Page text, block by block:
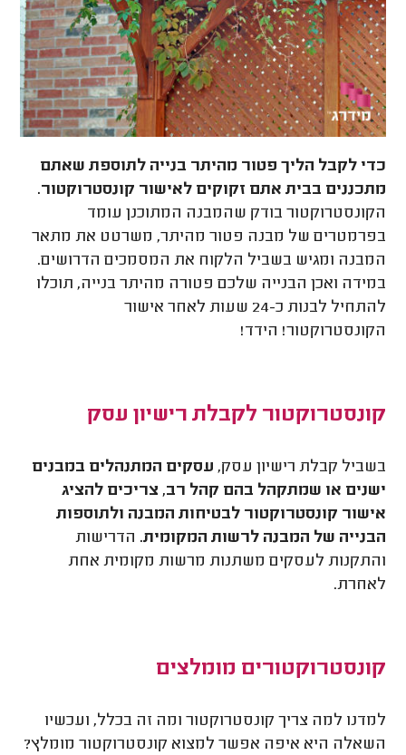
כדי לקבל הליך פטור מהיתר בנייה לתוספת שאתם
מתכננים בבית אתם זקוקים לאישור קונסטרוקטור.
הקונסטרוקטור בודק שהמבנה המתוכנן עומד
בפרמטרים של מבנה פטור מהיתר, משרטט את מתאר
המבנה ומגיש בשביל הלקוח את המסמכים הדרושים.
במידה ואכן הבנייה שלכם פטורה מהיתר בנייה, תוכלו
להתחיל לבנות כ-24 שעות לאחר אישור
הקונסטרוקטור! הידד!
קונסטרוקטור לקבלת רישיון עסק
בשביל קבלת רישיון עסק, עסקים המתנהלים במבנים
ישנים או שמתקהל בהם קהל רב, צריכים להציג
אישור קונסטרוקטור לבטיחות המבנה ולתוספות
הבנייה של המבנה לרשות המקומית. הדרישות
והתקנות לעסקים משתנות מרשות מקומית אחת
לאחרת.
קונסטרוקטורים מומלצים
למדנו למה צריך קונסטרוקטור ומה זה בכלל, ועכשיו
השאלה היא איפה אפשר למצוא קונסטרוקטור מומלץ?